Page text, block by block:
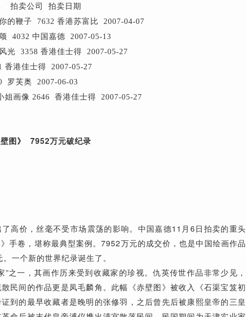
拍卖公司 拍卖日期
的鞭子 7632 香港苏富比 2007-04-07
4032 中国嘉德 2007-05-13
光 3358 香港佳士得 2007-05-27
香港佳士得 2007-05-27
罗芙奥 2007-06-03
姐画像 2646 香港佳士得 2007-05-27
图》 7952万元破纪录
价，丝毫不受市场震荡的影响。中国嘉德11月6日拍卖的重头
手卷，堪称最典型案例。7952万元的成交价，也是中国绘画作品
一个新的世界纪录诞生了。
一，其画作历来受到收藏家的珍视。仇英传世作品非常少见，
民间的作品更是凤毛麟角。此幅《赤壁图》被收入《石渠宝笈初
到的最早收藏者是晚明的张修羽，之后曾先后被康熙皇帝的三皇